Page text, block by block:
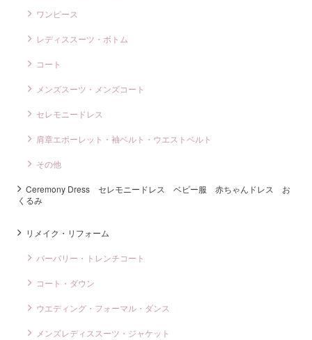
ワンピース
レディススーツ・ボトム
コート
メンズスーツ・メンズコート
セレモニードレス
肩章エポーレット・袖ベルト・ウエストベルト
その他
Ceremony Dress セレモニードレス ベビー服 赤ちゃんドレス お
くるみ
リメイク・リフォーム
バーバリー・トレンチコート
コート・ダウン
ウエディング・フォーマル・ダンス
メンズレディススーツ・ジャケット